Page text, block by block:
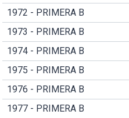
1972 - PRIMERA B
1973 - PRIMERA B
1974 - PRIMERA B
1975 - PRIMERA B
1976 - PRIMERA B
1977 - PRIMERA B